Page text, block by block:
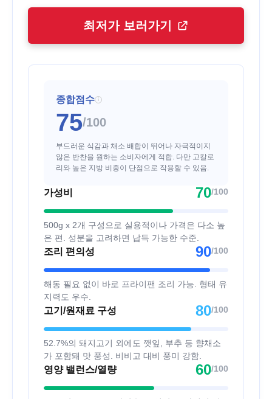
최저가 보러가기
종합점수 i
75/100
부드러운 식감과 채소 배합이 뛰어나 자극적이지
않은 반찬을 원하는 소비자에게 적합. 다만 고칼로
리와 높은 지방 비중이 단점으로 작용할 수 있음.
가성비 70/100
500g x 2개 구성으로 실용적이나 가격은 다소 높
은 편. 성분을 고려하면 납득 가능한 수준.
조리 편의성 90/100
해동 필요 없이 바로 프라이팬 조리 가능. 형태 유
지력도 우수.
고기/원재료 구성 80/100
52.7%의 돼지고기 외에도 깻잎, 부추 등 향채소
가 포함돼 맛 풍성. 비비고 대비 풍미 강함.
영양 밸런스/열량 60/100